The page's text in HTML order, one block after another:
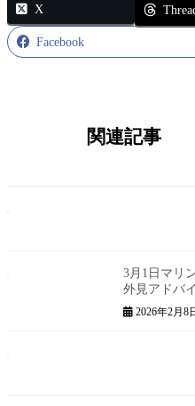
Facebook
X
関連記事
3月1日マリ
外見アドバ
2026年2月8